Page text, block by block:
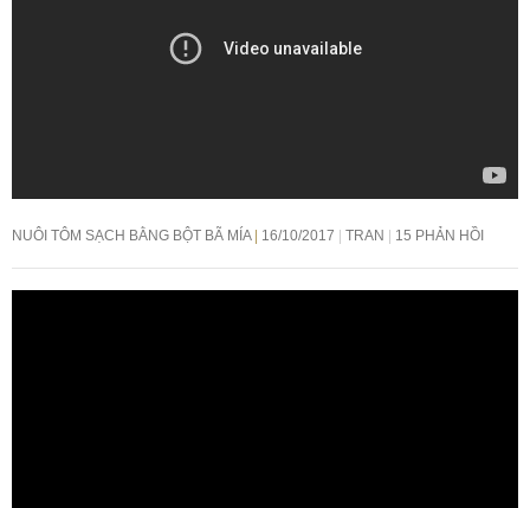
NUÔI TÔM SẠCH BẰNG BỘT BÃ MÍA 16/10/2017 TRAN 15 PHẢN HỒI